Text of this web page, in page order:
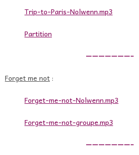
Trip-to-Paris-Nolwenn.mp3
Partition
———————–
Forget me not :
Forget-me-not-Nolwenn.mp3
Forget-me-not-groupe.mp3
———————–